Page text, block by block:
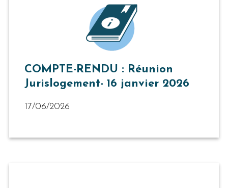
COMPTE-RENDU : Réunion
Jurislogement- 16 janvier 2026
17/06/2026